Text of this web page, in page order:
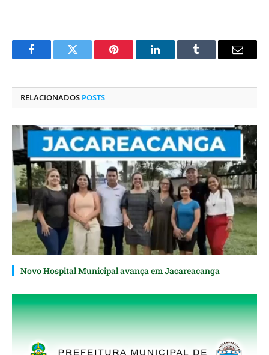
FacebookTwitter Pinterest O
Tumblr
E-
RELACIONADOS POSTS
Novo Hospital Municipal avança em Jacareacanga